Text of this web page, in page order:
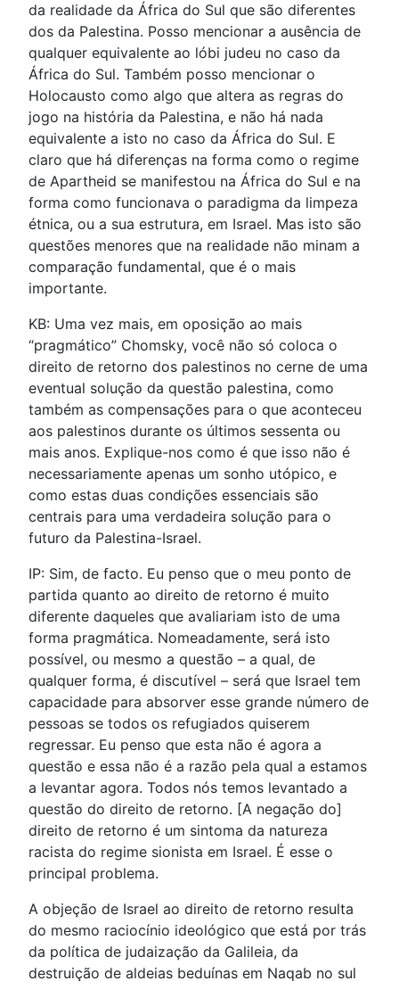
da realidade da África do Sul que são diferentes
dos da Palestina. Posso mencionar a ausência de
qualquer equivalente ao lóbi judeu no caso da
África do Sul. Também posso mencionar o
Holocausto como algo que altera as regras do
jogo na história da Palestina, e não há nada
equivalente a isto no caso da África do Sul. E
claro que há diferenças na forma como o regime
de Apartheid se manifestou na África do Sul e na
forma como funcionava o paradigma da limpeza
étnica, ou a sua estrutura, em Israel. Mas isto são
questões menores que na realidade não minam a
comparação fundamental, que é o mais
importante.
KB: Uma vez mais, em oposição ao mais
“pragmático” Chomsky, você não só coloca o
direito de retorno dos palestinos no cerne de uma
eventual solução da questão palestina, como
também as compensações para o que aconteceu
aos palestinos durante os últimos sessenta ou
mais anos. Explique-nos como é que isso não é
necessariamente apenas um sonho utópico, e
como estas duas condições essenciais são
centrais para uma verdadeira solução para o
futuro da Palestina-Israel.
IP: Sim, de facto. Eu penso que o meu ponto de
partida quanto ao direito de retorno é muito
diferente daqueles que avaliariam isto de uma
forma pragmática. Nomeadamente, será isto
possível, ou mesmo a questão – a qual, de
qualquer forma, é discutível – será que Israel tem
capacidade para absorver esse grande número de
pessoas se todos os refugiados quiserem
regressar. Eu penso que esta não é agora a
questão e essa não é a razão pela qual a estamos
a levantar agora. Todos nós temos levantado a
questão do direito de retorno. [A negação do]
direito de retorno é um sintoma da natureza
racista do regime sionista em Israel. É esse o
principal problema.
A objeção de Israel ao direito de retorno resulta
do mesmo raciocínio ideológico que está por trás
da política de judaização da Galileia, da
destruição de aldeias beduínas em Naqab no sul